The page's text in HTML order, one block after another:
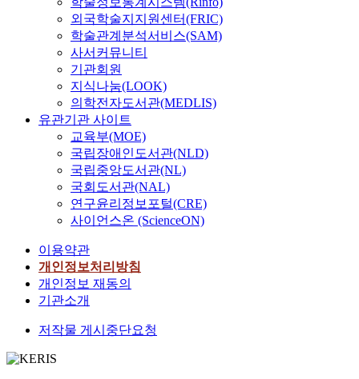
외국학술지지원센터(FRIC)
학술관계분석서비스(SAM)
사서커뮤니티
기관회원
지식나눔(LOOK)
의학전자도서관(MEDLIS)
유관기관 사이트
교육부(MOE)
국립장애인도서관(NLD)
국립중앙도서관(NL)
국회도서관(NAL)
연구윤리정보포털(CRE)
사이언스온 (ScienceON)
이용약관
개인정보처리방침
개인정보 재동의
기관소개
저작물 게시중단요청